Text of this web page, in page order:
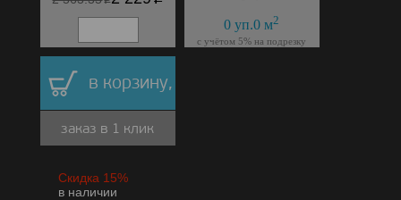
0 уп.0 м2
с учётом 5% на подрезку
в корзину,
заказ в 1 клик
Скидка 15%
в наличии